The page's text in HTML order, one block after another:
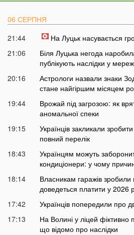
06 СЕРПНЯ
21:44
На Луцьк насувається
21:06
Біля Луцька негода
публікують наслідки у
20:16
Астрологи назвали знаки
стане найгіршим місяцем
19:44
Врожай під загрозою: як
аномальної спеки
19:15
Українців закликали
повний перелік
18:43
Українцям можуть
кондиціонери: у чому
18:14
Власникам гаражів
доведеться платити у 2026
17:42
Українців попередили про
17:13
На Волині у ліцей
що відомо про наслідки